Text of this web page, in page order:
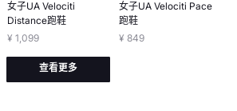
女子UA Velociti
Distance跑鞋
¥ 1,099
女子UA Velociti Pace
跑鞋
¥ 849
查看更多